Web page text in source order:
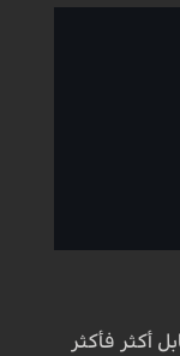
أكثر فأكثر